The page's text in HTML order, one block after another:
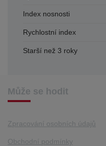
Index nosnosti
Rychlostní index
Starší než 3 roky
Může se hodit
Zpracování osobních údajů
Obchodní podmínky